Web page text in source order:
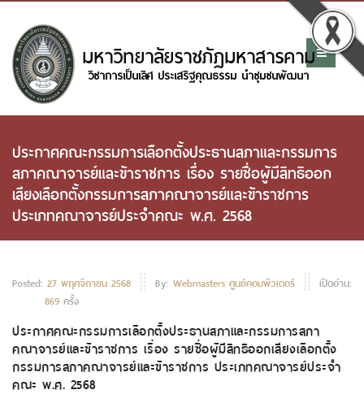
ประกาศคณะกรรมการเลือกตั้งประธานสภาและกรรมการ
สภาคณาจารย์และข้าราชการ เรื่อง รายชื่อผู้มีสิทธิออก
เสียงเลือกตั้งกรรมการสภาคณาจารย์และข้าราชการ
ประเภทคณาจารย์ประจำคณะ พ.ศ. 2568
Posted: 27 พฤศจิกายน 2568 By: Webmasters ศูนย์คอมพิวเตอร์
เปิดอ่าน:
869 ครั้ง
ประกาศคณะกรรมการเลือกตั้งประธานสภาและกรรมการสภา
คณาจารย์และข้าราชการ เรื่อง รายชื่อผู้มีสิทธิออกเสียงเลือกตั้ง
กรรมการสภาคณาจารย์และข้าราชการ ประเภทคณาจารย์ประจำ
คณะ พ.ศ. 2568